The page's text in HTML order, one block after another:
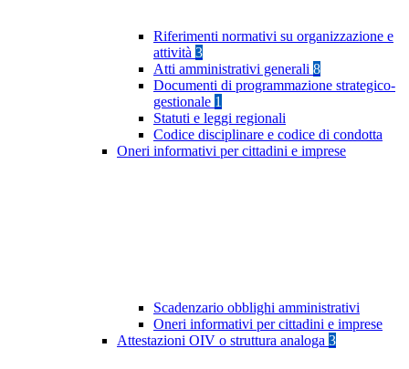
Riferimenti normativi su organizzazione e
attività 3
Atti amministrativi generali 8
Documenti di programmazione strategico-
gestionale 1
Statuti e leggi regionali
Codice disciplinare e codice di condotta
Oneri informativi per cittadini e imprese
Scadenzario obblighi amministrativi
Oneri informativi per cittadini e imprese
Attestazioni OIV o struttura analoga 3